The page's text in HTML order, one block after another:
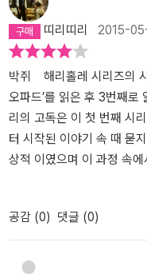
리진 문제가 무엇인지는커
본 적이 없었는데, 이 소설
문제인지 알게 되었다. 인종
서도 자주 발생하고 심각하
간접적으로 사회적인 메시
관련 없는 것처럼 보였던 앤
맞아떨어지는 건 또 어찌나
와 사회 문제를 미스터리 소
라울 따름이다.안타까운
권 <바퀴벌레>가 아직 국내
<레드브레스트>로 바로 넘
다음 편인 <레오파드>는
의 애인을 유력 용의자로 조
오지 않고, 수사팀은 이 사
세우기 시작합니다. '폭력은
자로 오스트레일리아의 시
후 살해되는 사건이 발생합
올림픽을 의식해서 외국인
려고 신경을 곤두세우고,
에 도착한 '해리 홀레'는 낯
합니다. 피해자와 관련이
마약과 관련된 살인사건으
명이 아닐지도 모른다는 새
건의 수사가 겉돌고 있다
띠리띠리 2015-
박쥐 해리홀레 시리즈의 시작을 알리는 <박쥐>를 ‘스노우맨’과 ‘레
오파드’를 읽은 후 3번째로
리의 고독은 이 첫 번째 시
터 시작된 이야기 속 때 묻
상적 이였으며 이 과정 속
보면서 해리에게 쌓여만
금씩 엿볼 수 있을 거라는
의 고통이 나에게는 희열을
미이다. ‘잉게르 홀테르’라는 노르웨이 여성이 먼 이국의 땅 호주에서
공감 (0) 댓글 (0)